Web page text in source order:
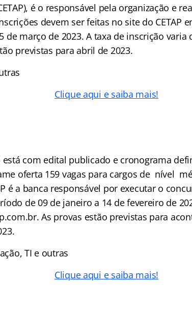
é o responsável pela organização e
devem ser feitas no site do CETAP
de março de 2023. A taxa de inscrição varia
previstas para abril de 2023.
Clique aqui e saiba mais!
está com edital publicado e cronograma
oferta 159 vagas para cargos de nível
é a banca responsável por executar o
de 09 de janeiro a 14 de fevereiro de
As provas estão previstas para
TI e outras
Clique aqui e saiba mais!